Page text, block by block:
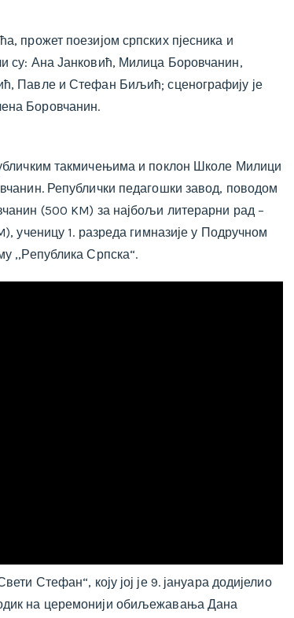
прожет поезијом српских пјесника и
су: Ана Јанковић, Милица Боровчанин,
Павле и Стефан Биљић; сценографију је
Боровчанин.
такмичењима и поклон Школе Милици
Републички педагошки завод, поводом
(500 KM) за најбољи литерарни рад –
ученицу 1. разреда гимназије у Подручном
,,Република Српска“.
Стефан“, коју јој је 9. јануара додијелио
на церемонији обиљежавања Дана